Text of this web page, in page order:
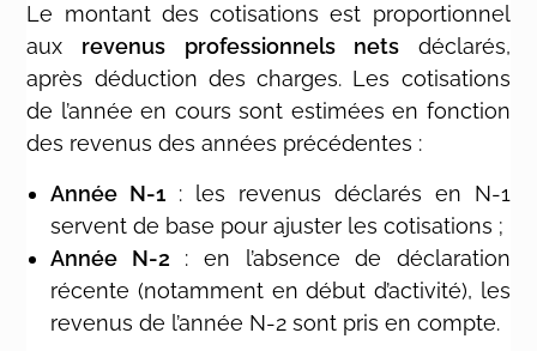
Le montant des cotisations est proportionnel
aux revenus professionnels netsdéclarés,
après déduction des charges. Les cotisations
de l’année en cours sont estimées en fonction
des revenus des années précédentes :
Année N-1 : les revenus déclarés en N-1
servent de base pour ajuster les cotisations ;
Année N-2 : en l’absence de déclaration
récente (notamment en début d’activité), les
revenus de l’année N-2 sont pris en compte.